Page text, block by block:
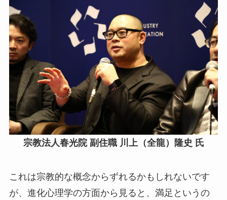
宗教法人春光院 副住職 川上（全龍）隆史 氏
これは宗教的な概念からずれるかもしれないです
が、進化心理学の方面から見ると、満足というの